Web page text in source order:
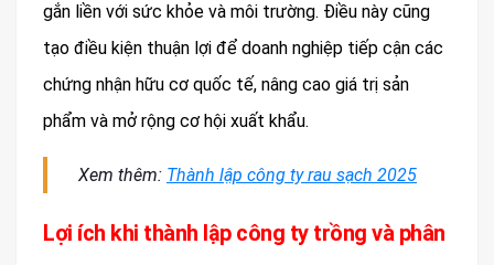
gắn liền với sức khỏe và môi trường. Điều này cũng
tạo điều kiện thuận lợi để doanh nghiệp tiếp cận các
chứng nhận hữu cơ quốc tế, nâng cao giá trị sản
phẩm và mở rộng cơ hội xuất khẩu.
Xem thêm: Thành lập công ty rau sạch 2025
Lợi ích khi thành lập công ty trồng và phân